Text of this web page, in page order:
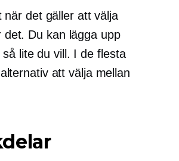
det gäller att välja
Du kan lägga upp
lite du vill. I de flesta
att välja mellan